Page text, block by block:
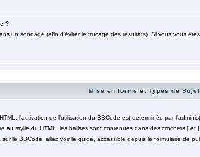
?
un sondage (afin d'éviter le trucage des résultats). Si vous vous
Mise en forme et Types de
l'activation de l'utilisation du BBCode est déterminée par
au styile du HTML, les balises sont contenues dans des crochets [
le BBCode, allez voir le guide, accessible depuis le formulaire de